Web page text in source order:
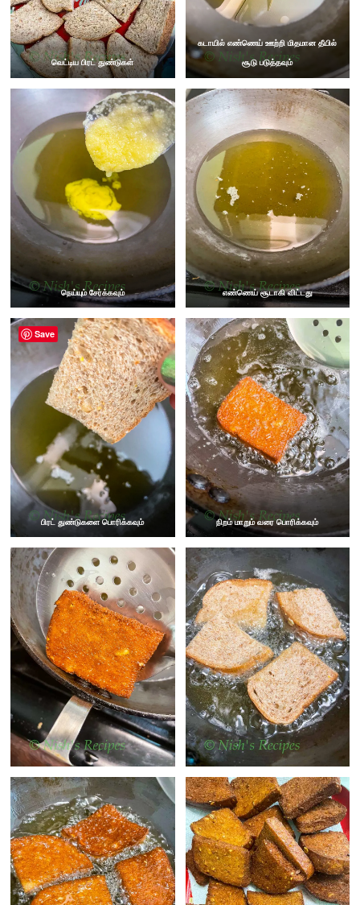
வெட்டிய பிரட் துண்டுகள்
கடாயில் எண்ணெய் ஊற்றி மிதமான தீயில்
சூடு படுத்தவும்
நெய்யும் சேர்க்கவும் எண்ணெய் சூடாகி விட்டது
பிரட் துண்டுகளை பொரிக்கவும் நிறம் மாறும் வரை பொரிக்கவும்
Save